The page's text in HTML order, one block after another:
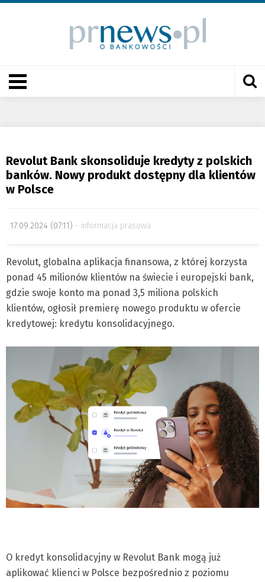
Revolut Bank skonsoliduje kredyty z polskich
banków. Nowy produkt dostępny dla klientów
w Polsce
17.09.2024 (07:11) informacja prasowa
Revolut, globalna aplikacja finansowa, z której korzysta
ponad 45 milionów klientów na świecie i europejski bank,
gdzie swoje konto ma ponad 3,5 miliona polskich
klientów, ogłosił premierę nowego produktu w ofercie
kredytowej: kredytu konsolidacyjnego.
O kredyt konsolidacyjny w Revolut Bank mogą już
aplikować klienci w Polsce bezpośrednio z poziomu